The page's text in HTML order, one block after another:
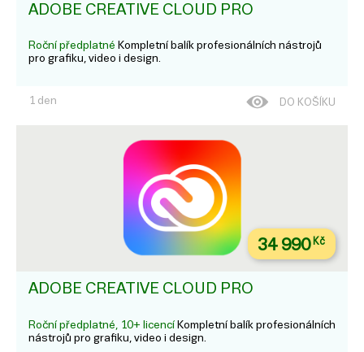
ADOBE CREATIVE CLOUD PRO
Roční předplatné Kompletní balík profesionálních nástrojů
pro grafiku, video i design.
1 den DO KOŠÍKU
34 990Kč
ADOBE CREATIVE CLOUD PRO
Roční předplatné, 10+ licencí Kompletní balík profesionálních
nástrojů pro grafiku, video i design.